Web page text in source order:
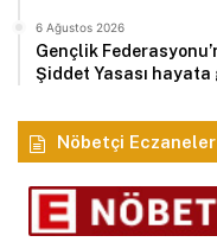
6 Ağustos 2026
Gençlik
Şiddet Yasası
Nöbetçi Eczaneler